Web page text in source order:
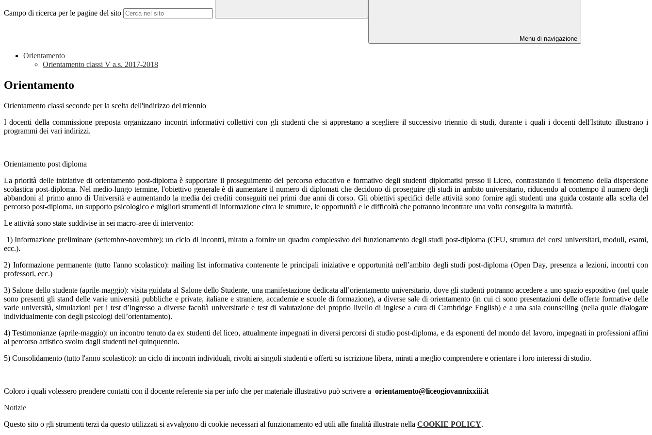
Campo di ricerca per le pagine del sito
Menu di navigazione
Orientamento
Orientamento classi V a.s. 2017-2018
Orientamento
Orientamento classi seconde per la scelta dell'indirizzo del triennio
I docenti della commissione preposta organizzano incontri informativi collettivi con gli studenti che si apprestano a scegliere il successivo triennio di studi, durante i quali i docenti dell'Istituto illustrano i
programmi dei vari indirizzi.
Orientamento post diploma
La priorità delle iniziative di orientamento post-diploma è supportare il proseguimento del percorso educativo e formativo degli studenti diplomatisi presso il Liceo, contrastando il fenomeno della dispersione
scolastica post-diploma. Nel medio-lungo termine, l'obiettivo generale è di aumentare il numero di diplomati che decidono di proseguire gli studi in ambito universitario, riducendo al contempo il numero degli
abbandoni al primo anno di Università e aumentando la media dei crediti conseguiti nei primi due anni di corso. Gli obiettivi specifici delle attività sono fornire agli studenti una guida costante alla scelta del
percorso post-diploma, un supporto psicologico e migliori strumenti di informazione circa le strutture, le opportunità e le difficoltà che potranno incontrare una volta conseguita la maturità.
Le attività sono state suddivise in sei macro-aree di intervento:
1) Informazione preliminare (settembre-novembre): un ciclo di incontri, mirato a fornire un quadro complessivo del funzionamento degli studi post-diploma (CFU, struttura dei corsi universitari, moduli, esami,
ecc.).
2) Informazione permanente (tutto l'anno scolastico): mailing list informativa contenente le principali iniziative e opportunità nell’ambito degli studi post-diploma (Open Day, presenza a lezioni, incontri con
professori, ecc.)
3) Salone dello studente (aprile-maggio): visita guidata al Salone dello Studente, una manifestazione dedicata all’orientamento universitario, dove gli studenti potranno accedere a uno spazio espositivo (nel quale
sono presenti gli stand delle varie università pubbliche e private, italiane e straniere, accademie e scuole di formazione), a diverse sale di orientamento (in cui ci sono presentazioni delle offerte formative delle
varie università, simulazioni per i test d’ingresso a diverse facoltà universitarie e test di valutazione del proprio livello di inglese a cura di Cambridge English) e a una sala counselling (nella quale dialogare
individualmente con degli psicologi dell’orientamento).
4) Testimonianze (aprile-maggio): un incontro tenuto da ex studenti del liceo, attualmente impegnati in diversi percorsi di studio post-diploma, e da esponenti del mondo del lavoro, impegnati in professioni affini
al percorso artistico svolto dagli studenti nel quinquennio.
5) Consolidamento (tutto l'anno scolastico): un ciclo di incontri individuali, rivolti ai singoli studenti e offerti su iscrizione libera, mirati a meglio comprendere e orientare i loro interessi di studio.
Coloro i quali volessero prendere contatti con il docente referente sia per info che per materiale illustrativo può scrivere a orientamento@liceogiovannixxiii.it
Notizie
Questo sito o gli strumenti terzi da questo utilizzati si avvalgono di cookie necessari al funzionamento ed utili alle finalità illustrate nella COOKIE POLICY.